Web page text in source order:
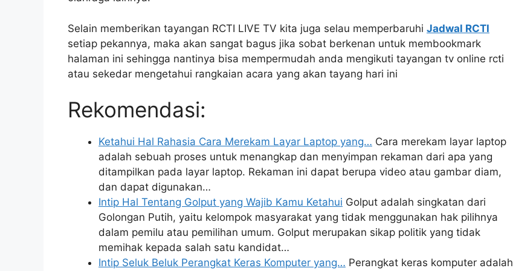
Selain memberikan tayangan RCTI LIVE TV kita juga selau memperbaruhi Jadwal RCTI
setiap pekannya, maka akan sangat bagus jika sobat berkenan untuk membookmark
halaman ini sehingga nantinya bisa mempermudah anda mengikuti tayangan tv online rcti
atau sekedar mengetahui rangkaian acara yang akan tayang hari ini
Rekomendasi:
Ketahui Hal Rahasia Cara Merekam Layar Laptop yang… Cara merekam layar laptop
adalah sebuah proses untuk menangkap dan menyimpan rekaman dari apa yang
ditampilkan pada layar laptop. Rekaman ini dapat berupa video atau gambar diam,
dan dapat digunakan…
Intip Hal Tentang Golput yang Wajib Kamu Ketahui Golput adalah singkatan dari
Golongan Putih, yaitu kelompok masyarakat yang tidak menggunakan hak pilihnya
dalam pemilu atau pemilihan umum. Golput merupakan sikap politik yang tidak
memihak kepada salah satu kandidat…
Intip Seluk Beluk Perangkat Keras Komputer yang… Perangkat keras komputer adalah